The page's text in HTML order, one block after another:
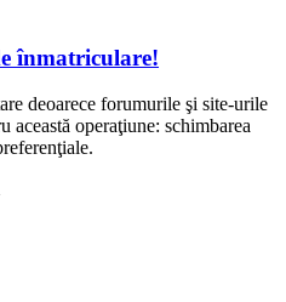
înmatriculare!
deoarece forumurile şi site-urile
operaţiune: schimbarea